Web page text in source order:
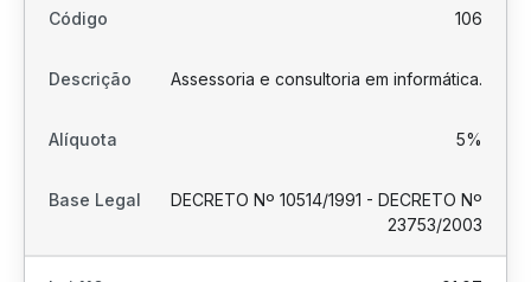
106
Assessoria e consultoria em informática.
5%
DECRETO Nº 10514/1991 - DECRETO Nº
23753/2003